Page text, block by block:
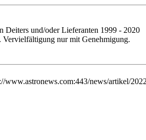
Deiters und/oder Lieferanten 1999 - 2020
Vervielfältigung nur mit Genehmigung.
www.astronews.com:443/news/artikel/